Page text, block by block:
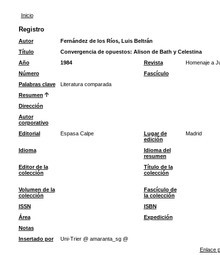
Inicio
Registro
Autor
Fernández de los Ríos, Luis Beltrán
Título
Convergencia de opuestos: Alison de Bath y Celestina
Año
1984 Revista
Homenaje a
Número
Fascículo
Palabras clave
Literatura comparada
Resumen
Dirección
Autor
corporativo
Editorial
Espasa Calpe
Lugar de
edición
Madrid
Idioma
Idioma del
resumen
Editor de la
colección
Título de la
colección
Volumen de la
colección
Fascículo de
la colección
ISSN
ISBN
Área
Expedición
Notas
Insertado por
Uni-Trier @ amaranta_sg @
Enlace